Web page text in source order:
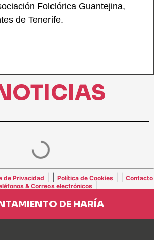
Folclórica Guantejina,
de Tenerife.
de Privacidad Política de Cookies Contacto
& Correos electrónicos|
DE HARÍA